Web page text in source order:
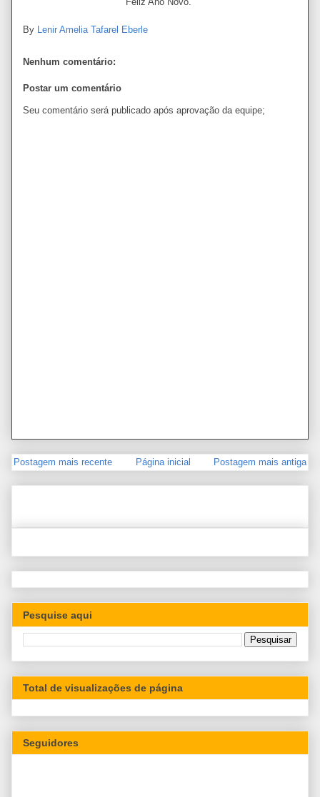
By Lenir Amelia Tafarel Eberle
Nenhum comentário:
Postar um comentário
Seu comentário será publicado após aprovação da equipe;
Postagem mais recente Postagem mais antiga
Página inicial
Pesquise aqui
Total de visualizações de página
Seguidores